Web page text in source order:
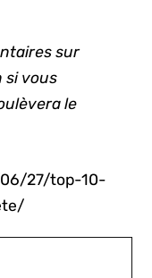
sur
si vous
le
27/top-10-